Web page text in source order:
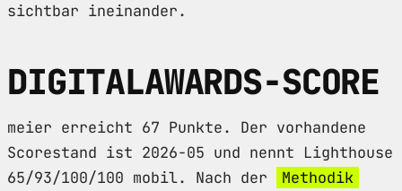
sichtbar ineinander.
DIGITALAWARDS-SCORE
meier erreicht 67 Punkte. Der vorhandene
Scorestand ist 2026-05 und nennt Lighthouse
65/93/100/100 mobil. Nach der
Methodik